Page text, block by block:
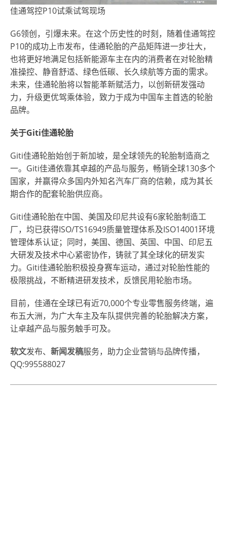
佳通驾控P10试乘试驾现场
G6领创，引爆未来。在这个历史性的时刻，随着佳通驾控
P10的成功上市发布，佳通轮胎的产品矩阵进一步壮大，
也将更好地满足包括新能源车主在内的消费者在对轮胎精
准操控、静音舒适、绿色低碳、长久续航等方面的需求。
未来，佳通轮胎将以智能革新赋活力，以创新研发强动
力，升级更优驾乘体验，致力于成为中国车主首选的轮胎
品牌。
关于Giti佳通轮胎
Giti佳通轮胎始创于新加坡，是全球领先的轮胎制造商之
一。Giti佳通依靠其卓越的产品与服务，畅销全球130多个
国家，并赢得众多国内外知名汽车厂商的信赖，成为其长
期合作的配套轮胎供应商。
Giti佳通轮胎在中国、美国及印尼共设有6家轮胎制造工
厂，均已获得ISO/TS16949质量管理体系及ISO14001环境
管理体系认证；同时，美国、德国、英国、中国、印尼五
大研发及技术中心紧密协作，铸就了其全球化的研发实
力。Giti佳通轮胎积极投身赛车运动，通过对轮胎性能的
极限挑战，不断精进研发技术，反馈民用轮胎市场。
目前，佳通在全球已有近70,000个专业零售服务终端，遍
布五大洲，为广大车主及车队提供完善的轮胎解决方案，
让卓越产品与服务触手可及。
软文发布、 新闻发稿服务，助力企业营销与品牌传播，
QQ:995588027